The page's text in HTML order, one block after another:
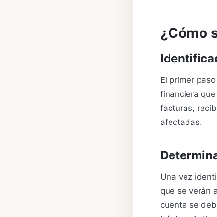
¿Cómo
El primer
financiera
facturas,
afectadas.
Una vez
que se verán
cuenta se